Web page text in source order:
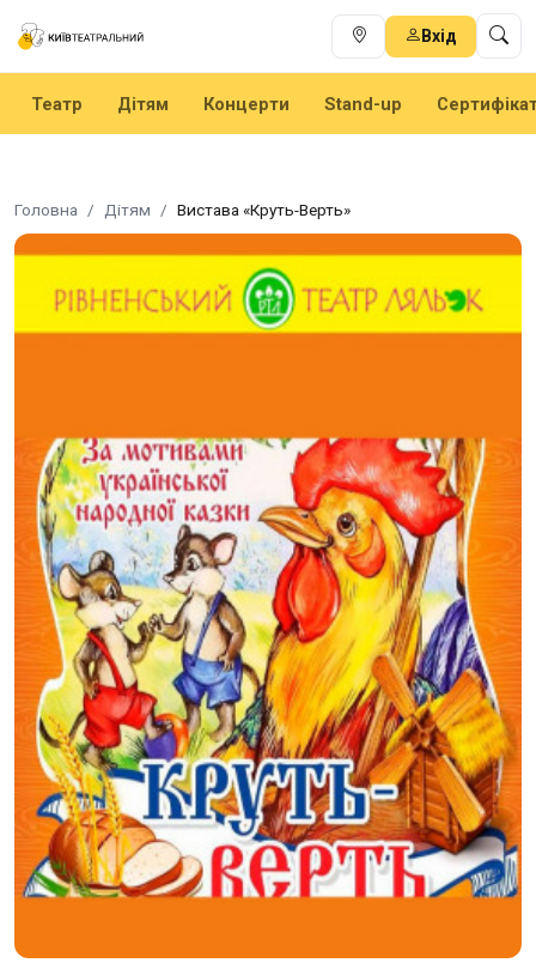
Вхід
Театр Дітям Концерти Stand-up
Головна Дітям Вистава «Круть-Верть»